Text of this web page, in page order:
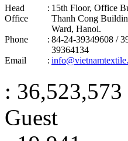
Head
Office
: 15th Floor, Office
Thanh Cong
Ward, Hanoi .
Phone
: 84-24-39349608 /
39364134
Email
:
: 36,523,573
Guest